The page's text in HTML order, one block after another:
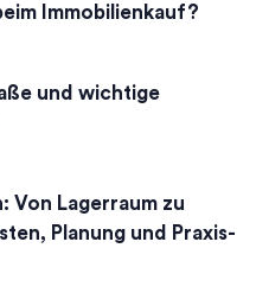
Immobilienkauf?
und wichtige
Von Lagerraum zu
Planung und Praxis-